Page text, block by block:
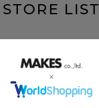
STORE LIST